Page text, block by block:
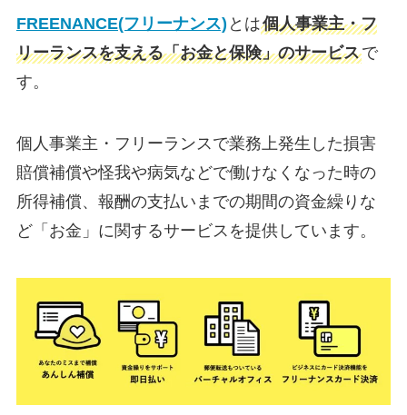
FREENANCE(フリーナンス) とは個人事業主・フ
リーランスを支える「お金と保険」のサービスで
す。
個人事業主・フリーランスで業務上発生した損害
賠償補償や怪我や病気などで働けなくなった時の
所得補償、報酬の支払いまでの期間の資金繰りな
ど「お金」に関するサービスを提供しています。